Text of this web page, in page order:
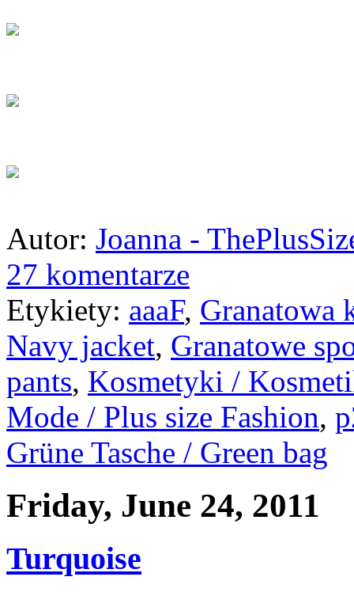
Autor: Joanna -
27 komentarze
Etykiety: aaaF, Granatowa
Navy jacket, Granatowe
pants, Kosmetyki /
Mode / Plus size Fashion,
Grüne Tasche / Green bag
Friday, June 24, 2011
Turquoise